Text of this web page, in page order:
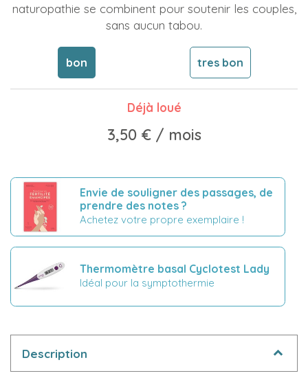
naturopathie se combinent pour soutenir les couples,
sans aucun tabou.
bon tres bon
Déjà loué
3,50 €/ mois
Envie de souligner des passages, de
prendre des notes ?
Achetez votre propre exemplaire !
Thermomètre basal Cyclotest Lady
Idéal pour la symptothermie
Description